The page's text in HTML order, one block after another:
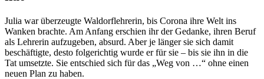
Julia war überzeugte Waldorflehrerin, bis Corona ihre Welt ins
Wanken brachte. Am Anfang erschien ihr der Gedanke, ihren Beruf
als Lehrerin aufzugeben, absurd. Aber je länger sie sich damit
beschäftigte, desto folgerichtig wurde er für sie – bis sie ihn in die
Tat umsetzte. Sie entschied sich für das „Weg von …“ ohne einen
neuen Plan zu haben.